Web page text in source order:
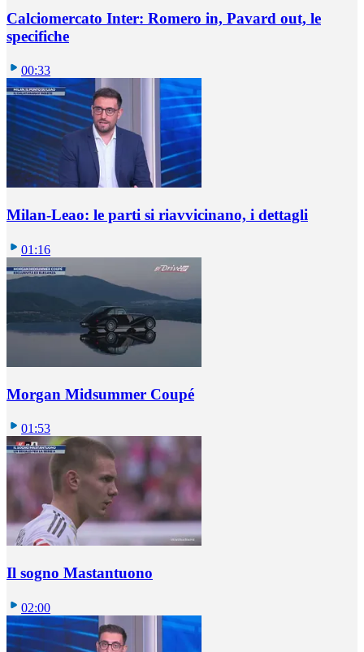
Calciomercato Inter: Romero in, Pavard out, le
specifiche
00:33
Milan-Leao: le parti si riavvicinano, i dettagli
01:16
Morgan Midsummer Coupé
01:53
Il sogno Mastantuono
02:00